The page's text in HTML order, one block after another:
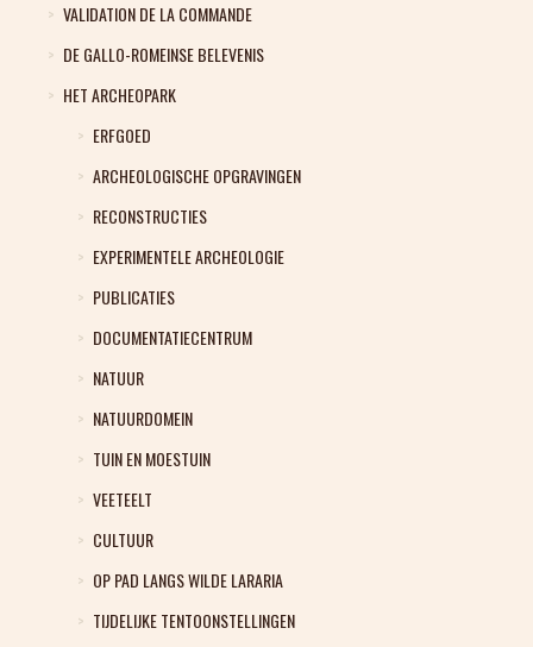
VALIDATION DE LA COMMANDE
DE GALLO-ROMEINSE BELEVENIS
HET ARCHEOPARK
ERFGOED
ARCHEOLOGISCHE OPGRAVINGEN
RECONSTRUCTIES
EXPERIMENTELE ARCHEOLOGIE
PUBLICATIES
DOCUMENTATIECENTRUM
NATUUR
NATUURDOMEIN
TUIN EN MOESTUIN
VEETEELT
CULTUUR
OP PAD LANGS WILDE LARARIA
TIJDELIJKE TENTOONSTELLINGEN